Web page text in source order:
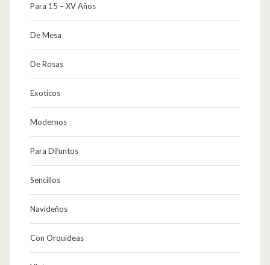
Para 15 – XV Años
De Mesa
De Rosas
Exoticos
Modernos
Para Difuntos
Sencillos
Navideños
Con Orquideas